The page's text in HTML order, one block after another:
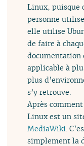
Linux, puisque
personne
elle utilise
de faire à
documentation
applicable à
plus
s’y retrouve.
Après
Linux est un
MediaWiki.
simplement la